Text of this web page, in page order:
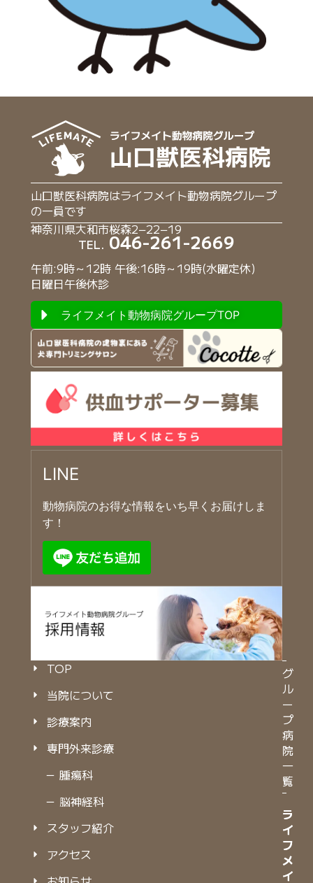
山口獣医科病院はライフメイト動物病院グループ
の一員です
神奈川県大和市桜森2−22−19
TEL.046-261-2669
午前:9時～12時 午後:16時～19時(水曜定休)
日曜日午後休診
ライフメイト動物病院グループTOP
LINE
動物病院のお得な情報をいち早くお届けしま
す！
TOP
当院について
診療案内
専門外来診療
－ 腫瘍科
－ 脳神経科
スタッフ紹介
アクセス
グ
ル
ー
プ
病
院
一
覧
ラ
イ
フ
メ
イ
ラ
イ
フ
メ
イ